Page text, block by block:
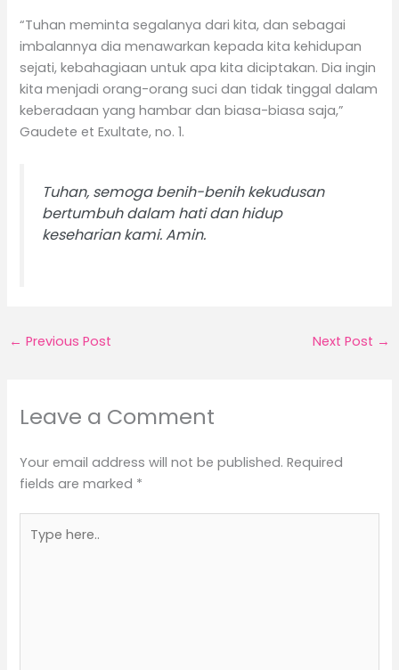
“Tuhan meminta segalanya dari kita, dan sebagai
imbalannya dia menawarkan kepada kita kehidupan
sejati, kebahagiaan untuk apa kita diciptakan. Dia ingin
kita menjadi orang-orang suci dan tidak tinggal dalam
keberadaan yang hambar dan biasa-biasa saja,”
Gaudete et Exultate, no. 1.
Tuhan, semoga benih-benih kekudusan
bertumbuh dalam hati dan hidup
keseharian kami. Amin.
← Previous Post Next Post →
Leave a Comment
Your email address will not be published. Required
fields are marked *
here..